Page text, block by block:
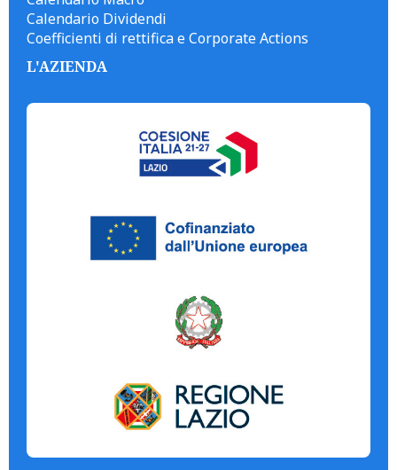
Calendario Dividendi
Coefficienti di rettifica e Corporate Actions
L'AZIENDA